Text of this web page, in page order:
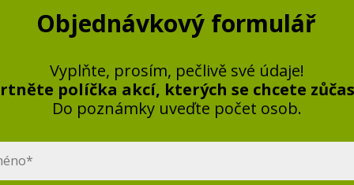
Objednávkový formulář
Vyplňte, prosím, pečlivě své údaje!
políčka akcí, kterých se chcete
Do poznámky uveďte počet osob.